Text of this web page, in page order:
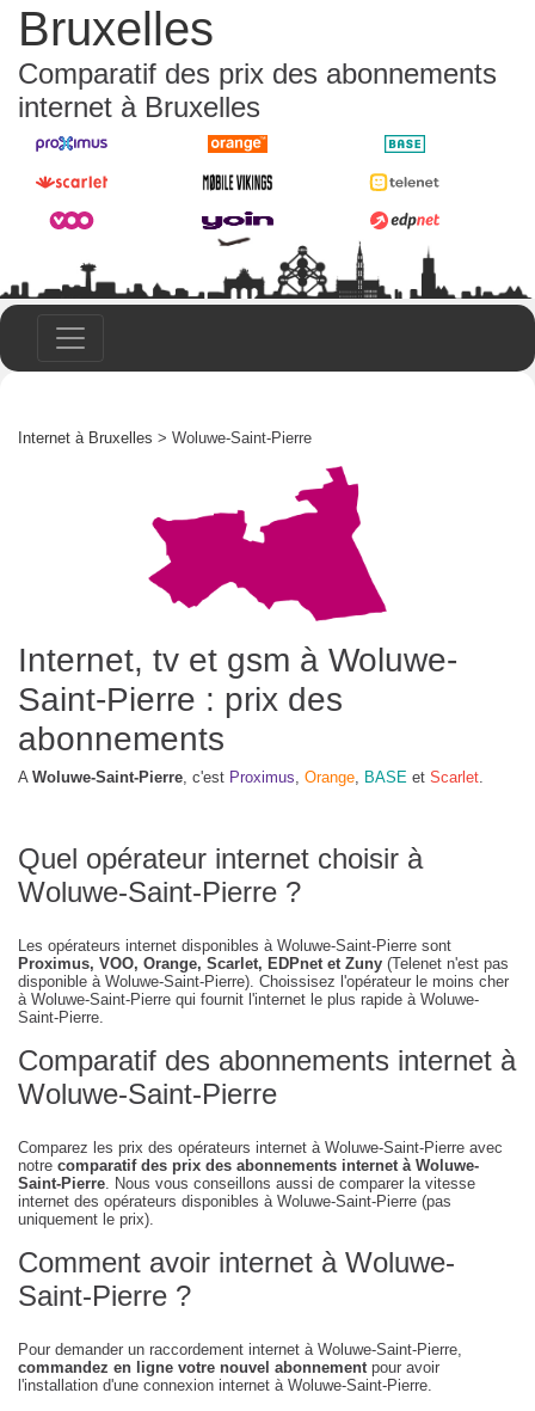
Bruxelles
Comparatif des prix des abonnements
internet à Bruxelles
Internet à Bruxelles > Woluwe-Saint-Pierre
Internet, tv et gsm à Woluwe-
Saint-Pierre : prix des
abonnements
A Woluwe-Saint-Pierre, c'est Proximus, Orange, BASE et Scarlet.
Quel opérateur internet choisir à
Woluwe-Saint-Pierre ?
Les opérateurs internet disponibles à Woluwe-Saint-Pierre sont
Proximus, VOO, Orange, Scarlet, EDPnet et Zuny (Telenet n'est pas
disponible à Woluwe-Saint-Pierre). Choissisez l'opérateur le moins cher
à Woluwe-Saint-Pierre qui fournit l'internet le plus rapide à Woluwe-
Saint-Pierre.
Comparatif des abonnements internet à
Woluwe-Saint-Pierre
Comparez les prix des opérateurs internet à Woluwe-Saint-Pierre avec
notre comparatif des prix des abonnements internet à Woluwe-
Saint-Pierre. Nous vous conseillons aussi de comparer la vitesse
internet des opérateurs disponibles à Woluwe-Saint-Pierre (pas
uniquement le prix).
Comment avoir internet à Woluwe-
Saint-Pierre ?
Pour demander un raccordement internet à Woluwe-Saint-Pierre,
commandez en ligne votre nouvel abonnementpour avoir
l'installation d'une connexion internet à Woluwe-Saint-Pierre.